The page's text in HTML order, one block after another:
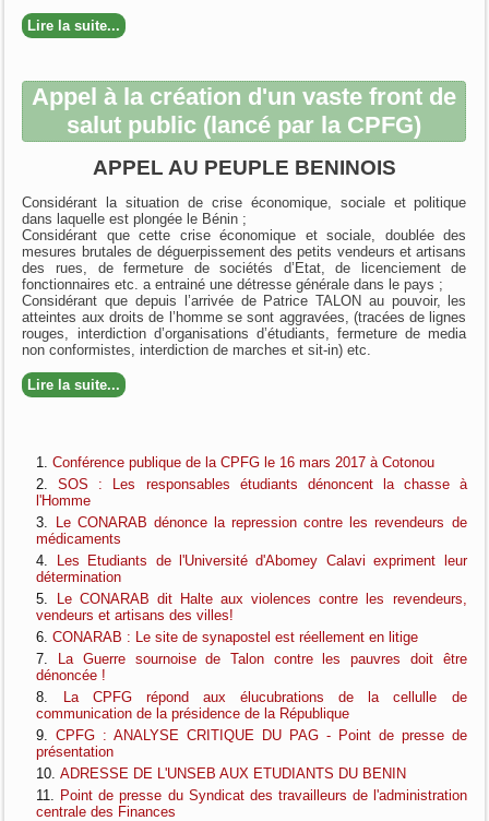
Lire la suite...
Appel à la création d'un vaste front de
salut public (lancé par la CPFG)
APPEL AU PEUPLE BENINOIS
Considérant la situation de crise économique, sociale et politique
dans laquelle est plongée le Bénin ;
Considérant que cette crise économique et sociale, doublée des
mesures brutales de déguerpissement des petits vendeurs et artisans
des rues, de fermeture de sociétés d’Etat, de licenciement de
fonctionnaires etc. a entrainé une détresse générale dans le pays ;
Considérant que depuis l’arrivée de Patrice TALON au pouvoir, les
atteintes aux droits de l’homme se sont aggravées, (tracées de lignes
rouges, interdiction d’organisations d’étudiants, fermeture de media
non conformistes, interdiction de marches et sit-in) etc.
Lire la suite...
Conférence publique de la CPFG le 16 mars 2017 à Cotonou
SOS : Les responsables étudiants dénoncent la chasse à
l'Homme
Le CONARAB dénonce la repression contre les revendeurs de
médicaments
Les Etudiants de l'Université d'Abomey Calavi expriment leur
détermination
Le CONARAB dit Halte aux violences contre les revendeurs,
vendeurs et artisans des villes!
CONARAB : Le site de synapostel est réellement en litige
La Guerre sournoise de Talon contre les pauvres doit être
dénoncée !
La CPFG répond aux élucubrations de la cellulle de
communication de la présidence de la République
CPFG : ANALYSE CRITIQUE DU PAG - Point de presse de
présentation
ADRESSE DE L'UNSEB AUX ETUDIANTS DU BENIN
Point de presse du Syndicat des travailleurs de l'administration
centrale des Finances